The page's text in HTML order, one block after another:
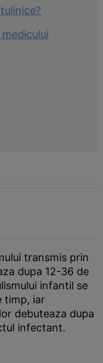
transmis prin
dupa 12-36 de
infantil se
timp, iar
debuteaza dupa
infectant.